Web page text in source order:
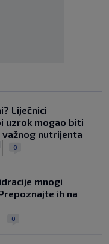
Liječnici
uzrok mogao biti
nutrijenta
0
mnogi
ih na
0